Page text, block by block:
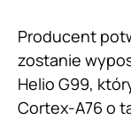
Producent
zostanie
Helio G99,
Cortex-A76 o